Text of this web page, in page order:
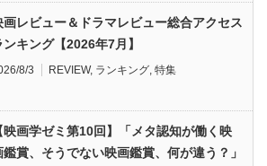
画レビュー＆ドラマレビュー総合アクセス
ンキング【2026年7月】
8/3 REVIEW, ランキング, 特集
映画学ゼミ第10回】「メタ認知が働く映
鑑賞、そうでない映画鑑賞、何が違う？」